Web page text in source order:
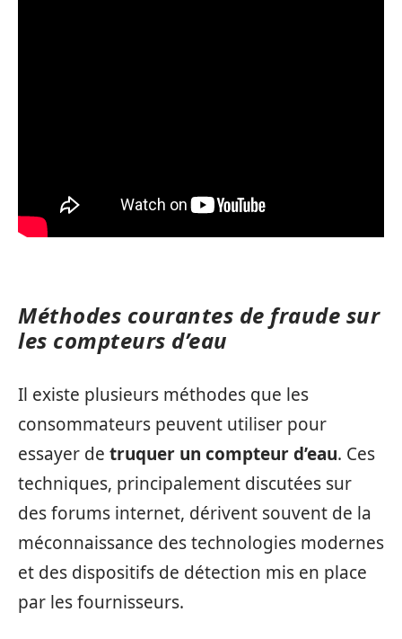
Méthodes courantes de fraude sur
les compteurs d’eau
Il existe plusieurs méthodes que les
consommateurs peuvent utiliser pour
essayer de truquer un compteur d’eau. Ces
techniques, principalement discutées sur
des forums internet, dérivent souvent de la
méconnaissance des technologies modernes
et des dispositifs de détection mis en place
par les fournisseurs.